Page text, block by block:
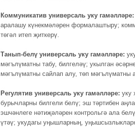
Коммуникатив универсаль уку гамәлләре:
аралашу күнекмәләрен формалаштыру;
төгәл итеп җиткерү.
Танып-белү универсаль уку гамәлләре:
мәгълүматны табу, билгеләү; укылган
мәгълүматны сайлап алу, төп мәгълүматны
Регулятив универсаль уку гамәлләре: уку
бурычларны билгели белү; эш тәртибен
эшчәнлеге нәтиҗәләрен контрольгә ала
үтәү; укудагы уңышларның,